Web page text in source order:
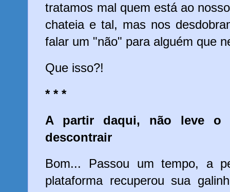
tratamos mal quem está ao
chateia e tal, mas nos
falar um "não" para alguém que
Que isso?!
* * *
A partir daqui, não leve
descontrair
Bom... Passou um tempo, a
plataforma recuperou sua